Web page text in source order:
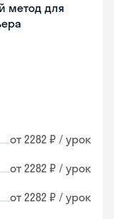
метод для
от 2282 ₽ / урок
от 2282 ₽ / урок
от 2282 ₽ / урок